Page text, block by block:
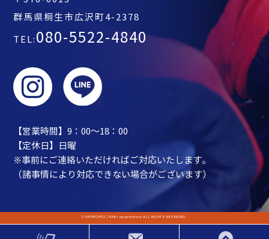
群馬県桐生市広沢町4-2378
TEL: 080-5522-4840
【営業時間】9：00～18：00
【定休日】日曜
※事前にご連絡いただければご対応いたします。
（諸事情により対応できない場合がございます）
COPYRIGHT(C) RAKrepairfactory ALL RIGHTS RESERVED.